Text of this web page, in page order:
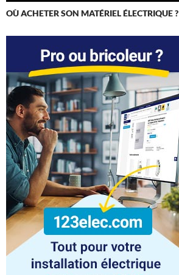
OÙ ACHETER SON MATÉRIEL ÉLECTRIQUE ?